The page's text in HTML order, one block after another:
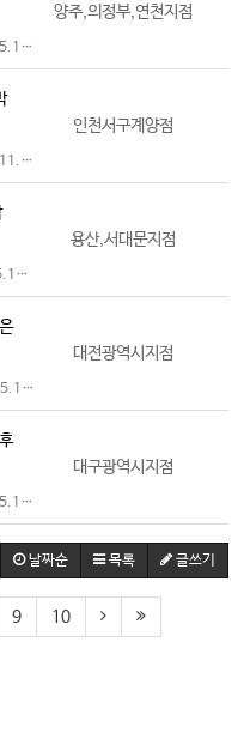
양주,의정부,연천지점
인천서구계양점
용산,서대문지점
대전광역시지점
대구광역시지점
날짜순 목록 글쓰기
9 10